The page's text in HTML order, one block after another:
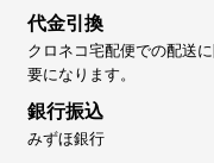
代金引換
クロネコ宅配便での配送
要になります。
銀行振込
みずほ銀行